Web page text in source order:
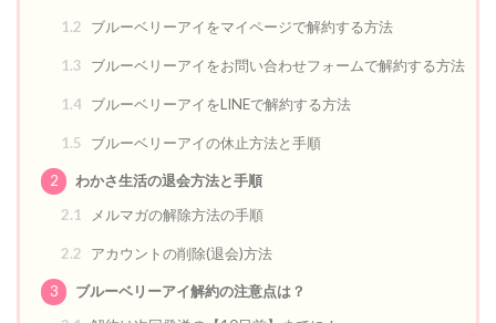
1.2 ブルーベリーアイをマイページで解約する方法
1.3 ブルーベリーアイをお問い合わせフォームで解約する方法
1.4 ブルーベリーアイをLINEで解約する方法
1.5 ブルーベリーアイの休止方法と手順
2
わかさ生活の退会方法と手順
2.1
メルマガの解除方法の手順
2.2 アカウントの削除(退会)方法
3
ブルーベリーアイ解約の注意点は？